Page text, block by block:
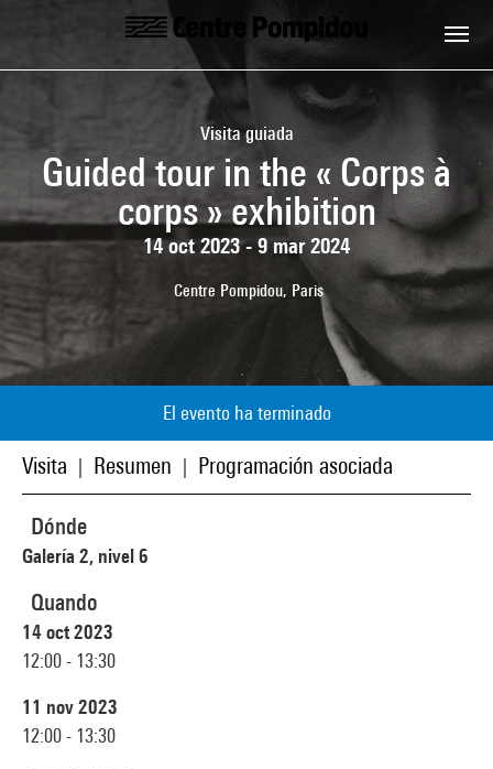
Skip to main content
Centre Pompidou
Visita guiada
Guided tour in the « Corps à
corps » exhibition
14 oct 2023 - 9 mar 2024
Centre Pompidou, Paris
El evento ha terminado
Visita Resumen Programación asociada
Dónde
Galería 2, nivel 6
Quando
14 oct 2023
12:00 - 13:30
11 nov 2023
12:00 - 13:30